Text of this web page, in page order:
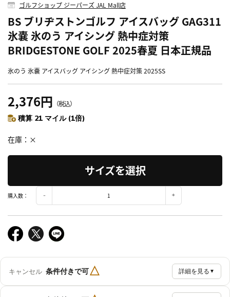
ゴルフショップ ジーパーズ JAL Mall店
BS ブリヂストンゴルフ アイスバッグ GAG311
氷嚢 氷のう アイシング 熱中症対策
BRIDGESTONE GOLF 2025春夏 日本正規品
氷のう 氷嚢 アイスバッグ アイシング 熱中症対策 2025SS
2,376円 （税込）
積算 21 マイル (1倍)
在庫 ×
サイズを選択
購入数：
キャンセル 条件付きで可△ 詳細を見る ▼